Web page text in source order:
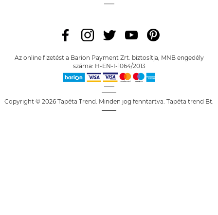
Az online fizetést a Barion Payment Zrt. biztosítja, MNB engedély
száma: H-EN-I-1064/2013
Copyright © 2026 Tapéta Trend. Minden jog fenntartva. Tapéta trend Bt.